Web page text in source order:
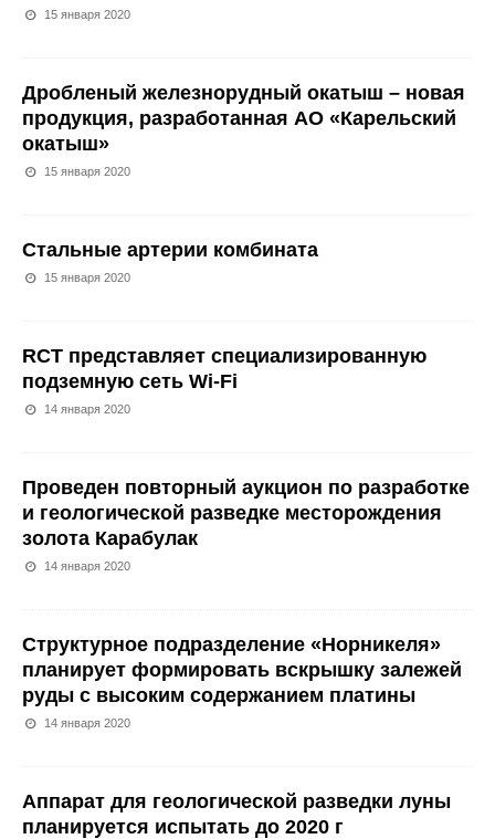
15 января 2020
Дробленый железнорудный окатыш – новая
продукция, разработанная АО «Карельский
окатыш»
15 января 2020
Стальные артерии комбината
15 января 2020
RCT представляет специализированную
подземную сеть Wi-Fi
14 января 2020
Проведен повторный аукцион по разработке
и геологической разведке месторождения
золота Карабулак
14 января 2020
Структурное подразделение «Норникеля»
планирует формировать вскрышку залежей
руды с высоким содержанием платины
14 января 2020
Аппарат для геологической разведки луны
планируется испытать до 2020 г